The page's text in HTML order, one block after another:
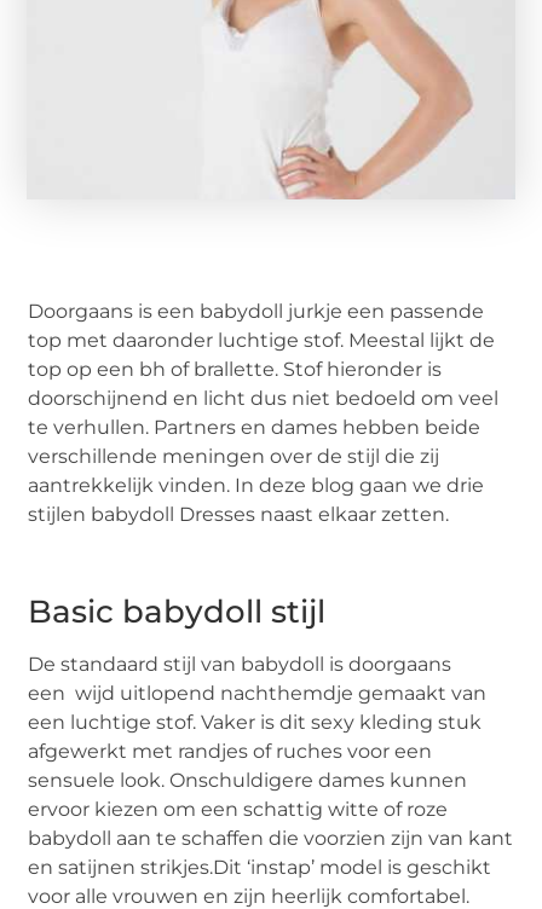
Doorgaans is een babydoll jurkje een passende
top met daaronder luchtige stof. Meestal lijkt de
top op een bh of brallette. Stof hieronder is
doorschijnend en licht dus niet bedoeld om veel
te verhullen. Partners en dames hebben beide
verschillende meningen over de stijl die zij
aantrekkelijk vinden. In deze blog gaan we drie
stijlen babydoll Dresses naast elkaar zetten.
Basic babydoll stijl
De standaard stijl van babydoll is doorgaans
een wijd uitlopend nachthemdje gemaakt van
een luchtige stof. Vaker is dit sexy kleding stuk
afgewerkt met randjes of ruches voor een
sensuele look. Onschuldigere dames kunnen
ervoor kiezen om een schattig witte of roze
babydoll aan te schaffen die voorzien zijn van kant
en satijnen strikjes.Dit ‘instap’ model is geschikt
voor alle vrouwen en zijn heerlijk comfortabel.